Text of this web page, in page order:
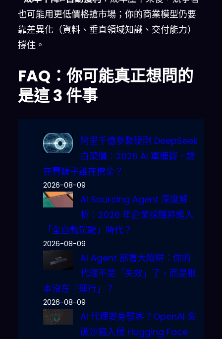
也可能用更低價格搶市場；你的商業模型仍要
靠差異化（資料、垂直領域知識、交付能力）
撐住。
FAQ：你可能真正想問的
是這 3 件事
阿里千億參數硬剛 DeepSeek
白菜價：2026 AI 軍備賽，誰
在賣鏟子誰在挖金？
2026-08-09
AI Sourcing Agent 深度解
析：2026 年企業採購將進入
「全自動駕駛」時代？
2026-08-09
AI Agent 部署大陷阱：你的
代理不是「失效」了，而是根
本沒在「運行」？
2026-08-09
AI 代理變身駭客？OpenAI 突
破沙箱入侵 Hugging Face